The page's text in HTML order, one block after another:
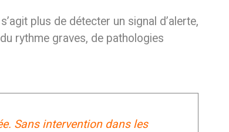
plus de détecter un signal d’alerte,
rythme graves, de pathologies
Sans intervention dans les